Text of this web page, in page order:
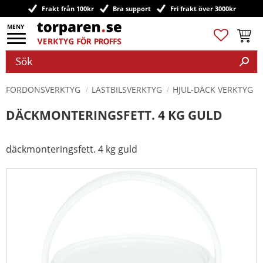
Meny
Frakt från 100kr Bra support Fri frakt över 3000kr
Favoriter
FORDONSVERKTYG LASTBILSVERKTYG HJUL-DÄCK VERKTYG
DÄCKMONTERINGSFETT. 4 KG GULD
däckmonteringsfett. 4 kg guld